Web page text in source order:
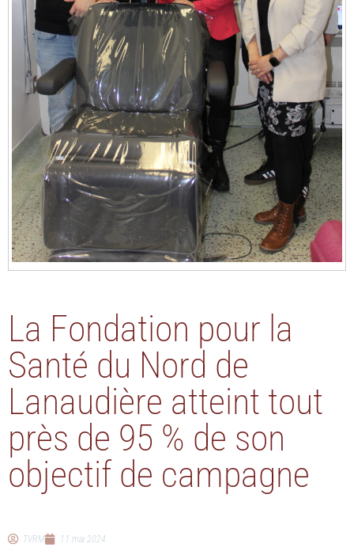
La Fondation pour la
Santé du Nord de
Lanaudière atteint tout
près de 95 % de son
objectif de campagne
TVRM 11 mai 2024